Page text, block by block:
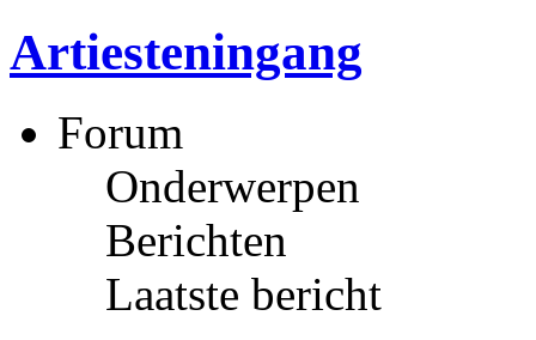
Artiesteningang
Forum
Onderwerpen
Berichten
Laatste bericht